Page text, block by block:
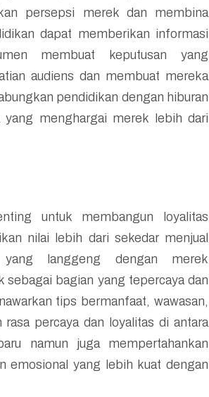
persepsi merek dan membina
dapat memberikan informasi
membuat keputusan yang
audiens dan membuat mereka
pendidikan dengan hiburan
menghargai merek lebih dari
untuk membangun loyalitas
nilai lebih dari sekedar menjual
yang langgeng dengan merek
bagian yang tepercaya dan
tips bermanfaat, wawasan,
percaya dan loyalitas di antara
namun juga mempertahankan
emosional yang lebih kuat dengan